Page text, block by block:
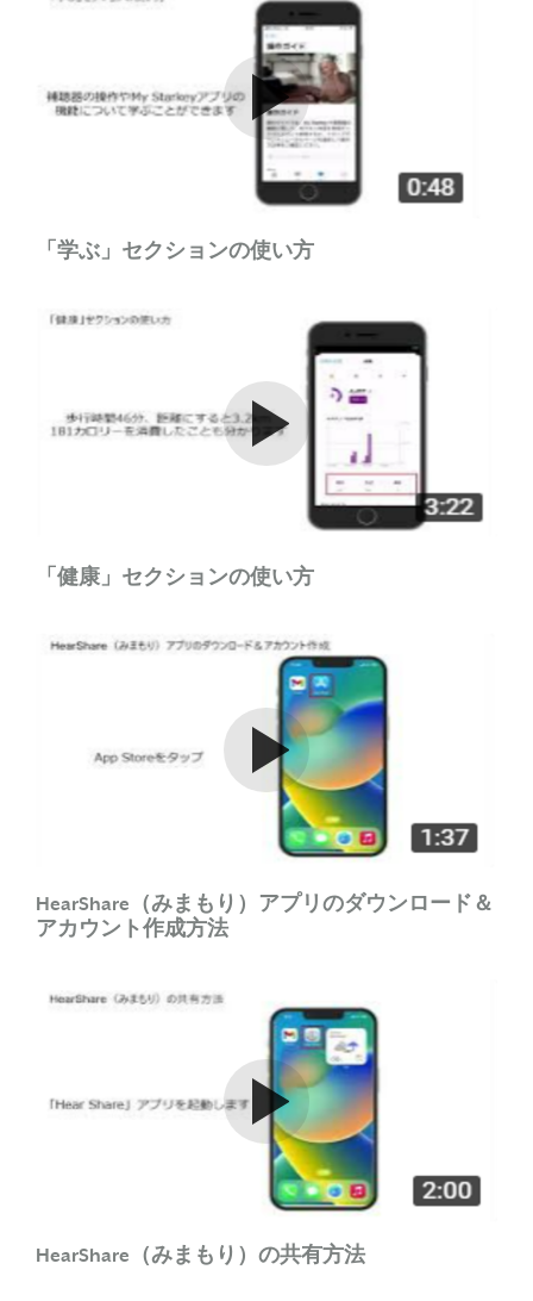
Watch the video
「学ぶ」セクションの使い方
Watch the video
「健康」セクションの使い方
Watch the video
HearShare（みまもり）アプリのダウンロード＆
アカウント作成方法
Watch the video
HearShare（みまもり）の共有方法